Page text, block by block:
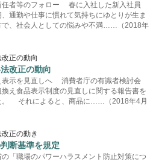
任者等のフォロー 春に入社した新入社員
通勤や仕事に慣れて気持ちにゆとりが生ま
で、社会人としての悩みや不満……（2018年
正の動向
改正の動向
表示を見直しへ 消費者庁の有識者検討会
え食品表示制度の見直しに関する報告書を
。 それによると、商品に……（2018年4月
正の動き
断基準を規定
「職場のパワーハラスメント防止対策につ